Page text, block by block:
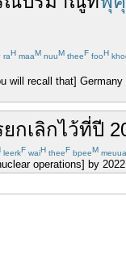
raH maaM nuuM theeF fooH
recall that] Germany
กเลิกไว้ที่ปี
leerkF waiH theeF bpeeM
operations] by